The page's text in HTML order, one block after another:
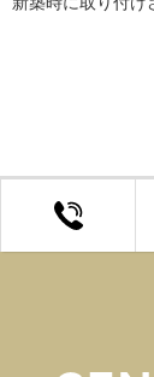
新築時に取り付け